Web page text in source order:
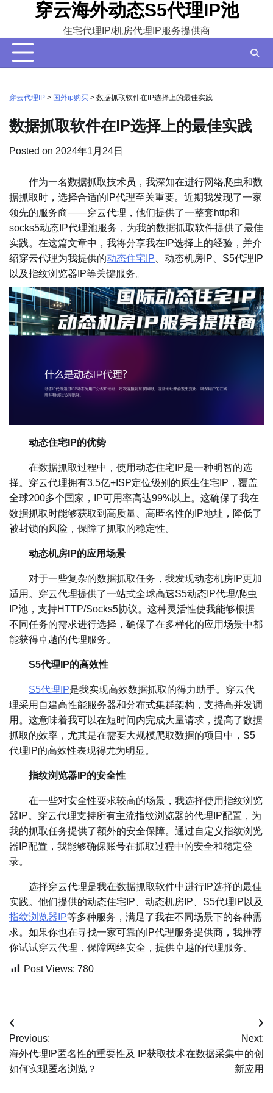
content
穿云海外动态S5代理IP池
住宅代理IP/机房代理IP服务提供商
穿云代理IP > 国外ip购买 > 数据抓取软件在IP选择上的最佳实践
数据抓取软件在IP选择上的最佳实践
Posted on 2024年1月24日
作为一名数据抓取技术员，我深知在进行网络爬虫和数
据抓取时，选择合适的IP代理至关重要。近期我发现了一家
领先的服务商——穿云代理，他们提供了一整套http和
socks5动态IP代理池服务，为我的数据抓取软件提供了最佳
实践。在这篇文章中，我将分享我在IP选择上的经验，并介
绍穿云代理为我提供的动态住宅IP 、动态机房IP、S5代理IP
以及指纹浏览器IP等关键服务。
动态住宅IP的优势
在数据抓取过程中，使用动态住宅IP是一种明智的选
择。穿云代理拥有3.5亿+ISP定位级别的原生住宅IP，覆盖
全球200多个国家，IP可用率高达99%以上。这确保了我在
数据抓取时能够获取到高质量、高匿名性的IP地址，降低了
被封锁的风险，保障了抓取的稳定性。
动态机房IP的应用场景
对于一些复杂的数据抓取任务，我发现动态机房IP更加
适用。穿云代理提供了一站式全球高速S5动态IP代理/爬虫
IP池，支持HTTP/Socks5协议。这种灵活性使我能够根据
不同任务的需求进行选择，确保了在多样化的应用场景中都
能获得卓越的代理服务。
S5代理IP的高效性
S5代理IP是我实现高效数据抓取的得力助手。穿云代
理采用自建高性能服务器和分布式集群架构，支持高并发调
用。这意味着我可以在短时间内完成大量请求，提高了数据
抓取的效率，尤其是在需要大规模爬取数据的项目中，S5
代理IP的高效性表现得尤为明显。
指纹浏览器IP的安全性
在一些对安全性要求较高的场景，我选择使用指纹浏览
器IP。穿云代理支持所有主流指纹浏览器的代理IP配置，为
我的抓取任务提供了额外的安全保障。通过自定义指纹浏览
器IP配置，我能够确保账号在抓取过程中的安全和稳定登
录。
选择穿云代理是我在数据抓取软件中进行IP选择的最佳
实践。他们提供的动态住宅IP、动态机房IP、S5代理IP以及
指纹浏览器IP等多种服务，满足了我在不同场景下的各种需
求。如果你也在寻找一家可靠的IP代理服务提供商，我推荐
你试试穿云代理，保障网络安全，提供卓越的代理服务。
Post Views: 780
文
章
导
Previous:
海外代理IP匿名性的重要性及
如何实现匿名浏览？
Next:
IP获取技术在数据采集中的创
新应用